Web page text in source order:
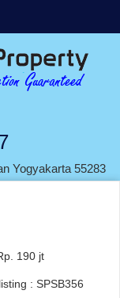
Yogyakarta 55283
190 jt
: SPSB356